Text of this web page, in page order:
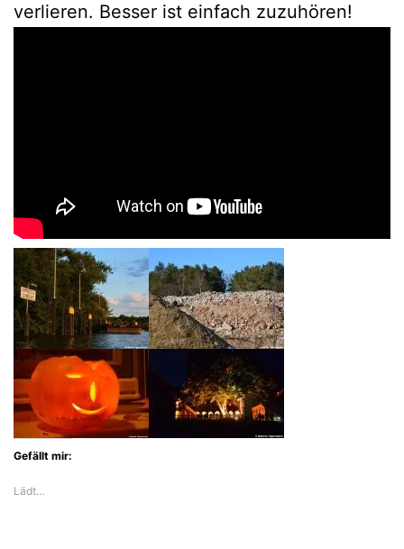
verlieren. Besser ist einfach zuzuhören!
Gefällt mir:
Lädt…